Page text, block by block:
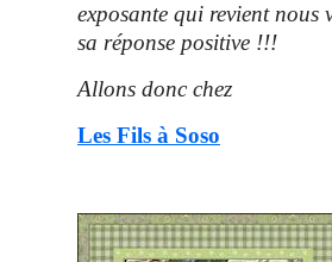
exposante qui revient
sa réponse positive !!!
Allons donc chez
Les Fils à Soso